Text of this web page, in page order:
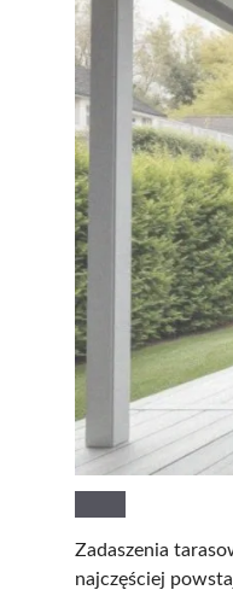
Zadaszenia
najczęściej